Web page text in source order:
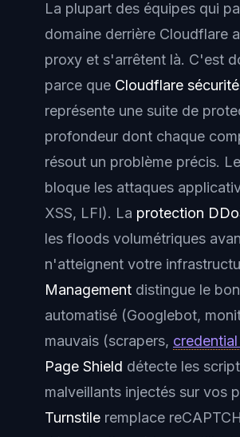
La plupart des équipes qui
domaine derrière Cloudflare
proxy et s'arrêtent là. C'est
parce que Cloudflare
représente une suite de
profondeur dont chaque
résout un problème précis. Le
bloque les attaques
XSS, LFI). La protection
les floods volumétriques
n'atteignent votre
Management distingue le
automatisé (Googlebot,
mauvais (scrapers,
Page Shield détecte les
malveillants injectés sur vos
Turnstile remplace